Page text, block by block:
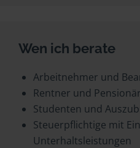
Wen ich berate
Arbeitnehmer und
Rentner und
Studenten und
Steuerpflichtige mit
Unterhaltsleistungen